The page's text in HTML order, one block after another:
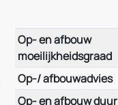
Op- en afbouw
moeilijkheidsgraad
Op-/ afbouwadvies
Op- en afbouw duur